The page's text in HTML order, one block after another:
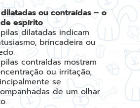
ou contraídas – o
espírito
dilatadas indicam
brincadeira ou
contraídas mostram
ou irritação,
se
de um olhar